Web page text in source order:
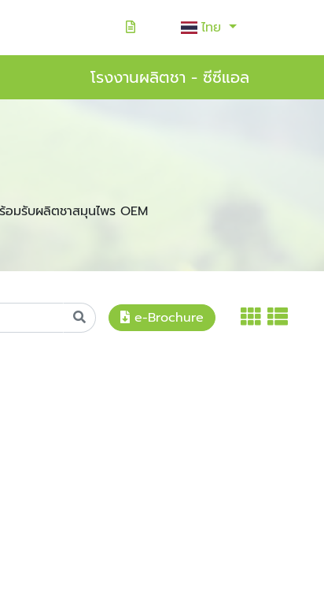
ไทย
โรงงานผลิตชา - ซีซีแอล
มรับผลิตชาสมุนไพร OEM
e-Brochure